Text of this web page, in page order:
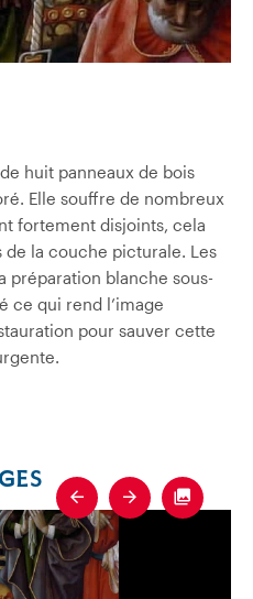
huit panneaux de bois
Elle souffre de nombreux
fortement disjoints, cela
la couche picturale. Les
préparation blanche sous-
ce qui rend l’image
pour sauver cette
Previous
Next